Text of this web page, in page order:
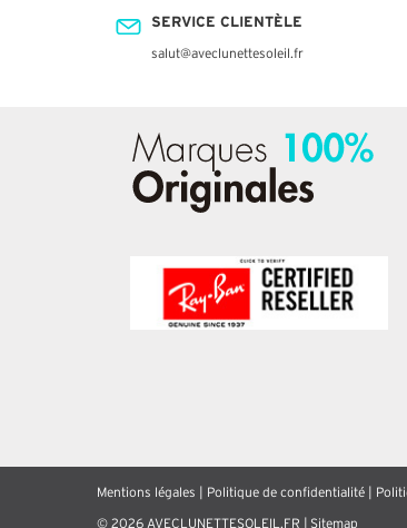
SERVICE CLIENTÈLE
salut@aveclunettesoleil.fr
Mentions légales Politique de confidentialité
© 2026 AVECLUNETTESOLEIL.FR | Sitemap